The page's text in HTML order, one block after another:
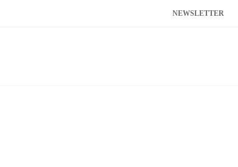
NEWSLETTER